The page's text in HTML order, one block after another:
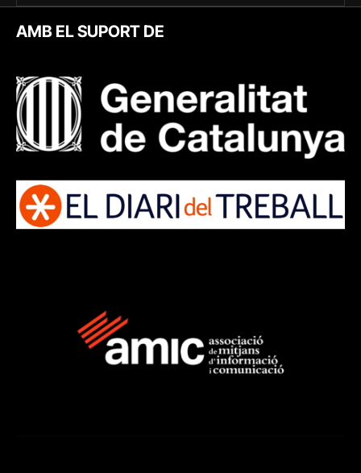
AMB EL SUPORT DE